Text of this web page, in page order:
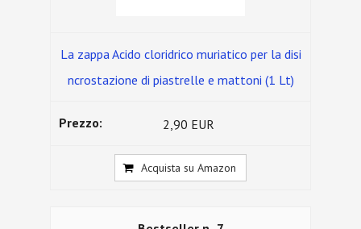
La zappa Acido cloridrico muriatico per la disi
ncrostazione di piastrelle e mattoni (1 Lt)
2,90 EUR
Acquista su Amazon